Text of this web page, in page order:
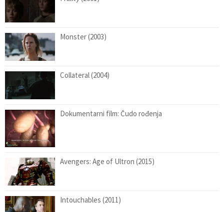
Monster (2003)
Collateral (2004)
Dokumentarni film: Čudo rođenja
Avengers: Age of Ultron (2015)
Intouchables (2011)